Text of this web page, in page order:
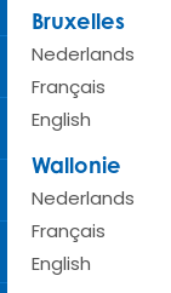
Bruxelles
Nederlands
Français
English
Wallonie
Nederlands
Français
English
Laarne
Landen
Leuven
Libramont